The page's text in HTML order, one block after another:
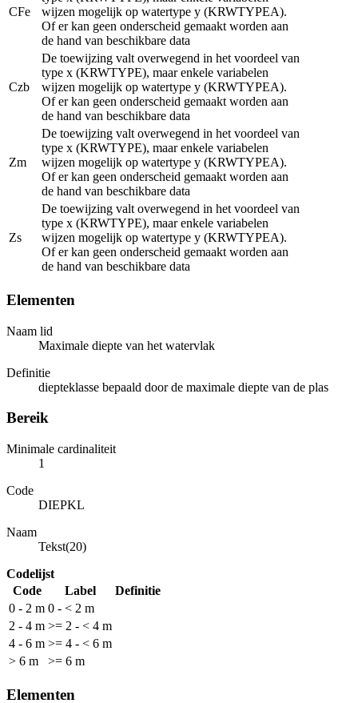
CFe
wijzen mogelijk op watertype y (KRWTYPEA).
Of er kan geen onderscheid gemaakt worden aan
de hand van beschikbare data
Czb
De toewijzing valt overwegend in het voordeel van
type x (KRWTYPE), maar enkele variabelen
wijzen mogelijk op watertype y (KRWTYPEA).
Of er kan geen onderscheid gemaakt worden aan
de hand van beschikbare data
Zm
De toewijzing valt overwegend in het voordeel van
type x (KRWTYPE), maar enkele variabelen
wijzen mogelijk op watertype y (KRWTYPEA).
Of er kan geen onderscheid gemaakt worden aan
de hand van beschikbare data
Zs
De toewijzing valt overwegend in het voordeel van
type x (KRWTYPE), maar enkele variabelen
wijzen mogelijk op watertype y (KRWTYPEA).
Of er kan geen onderscheid gemaakt worden aan
de hand van beschikbare data
Elementen
Naam lid
Maximale diepte van het watervlak
Definitie
diepteklasse bepaald door de maximale diepte van de plas
Bereik
Minimale cardinaliteit
1
Code
DIEPKL
Naam
Tekst(20)
Codelijst
Code
Label
Definitie
0 - 2 m 0 - < 2 m
2 - 4 m >= 2 - < 4 m
4 - 6 m >= 4 - < 6 m
> 6 m
>= 6 m
Elementen